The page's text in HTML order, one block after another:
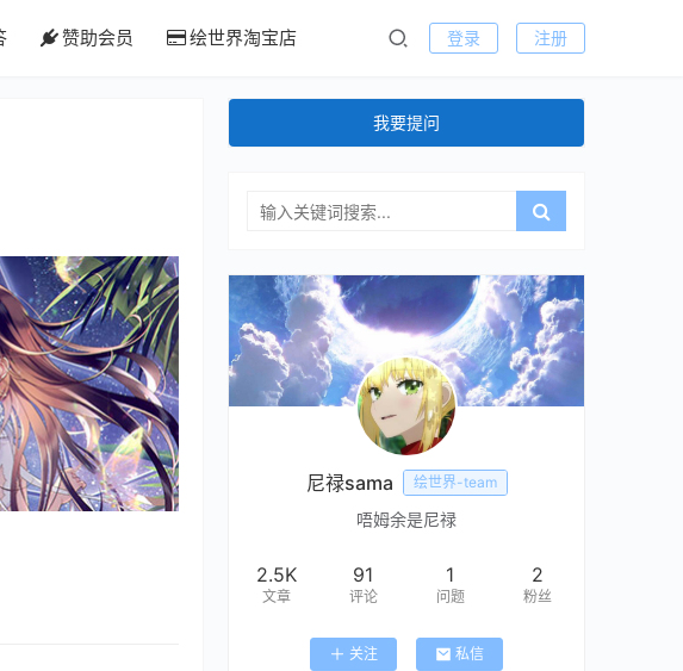
赞助会员 绘世界淘宝店 登录 注册
我要提问
尼禄sama 绘世界-team
唔姆余是尼禄
2.5K
文章
91
评论
1
问题
2
粉丝
关注 私信